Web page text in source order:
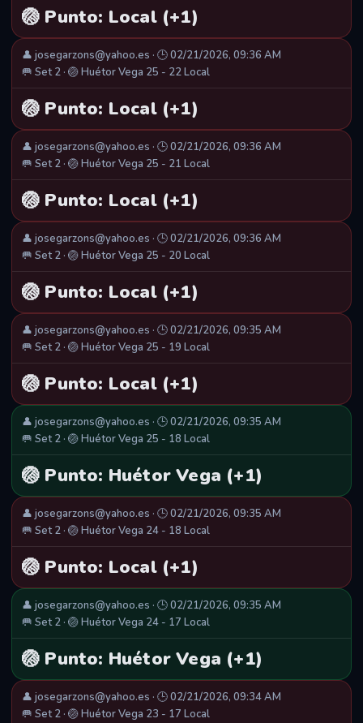
🏐 Punto: Local (+1)
👤 josegarzons@yahoo.es · 🕒 02/21/2026, 09:36 AM
🥅 Set 2 · 🏐 Huétor Vega 25 - 22 Local
🏐 Punto: Local (+1)
👤 josegarzons@yahoo.es · 🕒 02/21/2026, 09:36 AM
🥅 Set 2 · 🏐 Huétor Vega 25 - 21 Local
🏐 Punto: Local (+1)
👤 josegarzons@yahoo.es · 🕒 02/21/2026, 09:36 AM
🥅 Set 2 · 🏐 Huétor Vega 25 - 20 Local
🏐 Punto: Local (+1)
👤 josegarzons@yahoo.es · 🕒 02/21/2026, 09:35 AM
🥅 Set 2 · 🏐 Huétor Vega 25 - 19 Local
🏐 Punto: Local (+1)
👤 josegarzons@yahoo.es · 🕒 02/21/2026, 09:35 AM
🥅 Set 2 · 🏐 Huétor Vega 25 - 18 Local
🏐 Punto: Huétor Vega (+1)
👤 josegarzons@yahoo.es · 🕒 02/21/2026, 09:35 AM
🥅 Set 2 · 🏐 Huétor Vega 24 - 18 Local
🏐 Punto: Local (+1)
👤 josegarzons@yahoo.es · 🕒 02/21/2026, 09:35 AM
🥅 Set 2 · 🏐 Huétor Vega 24 - 17 Local
🏐 Punto: Huétor Vega (+1)
👤 josegarzons@yahoo.es · 🕒 02/21/2026, 09:34 AM
🥅 Set 2 · 🏐 Huétor Vega 23 - 17 Local